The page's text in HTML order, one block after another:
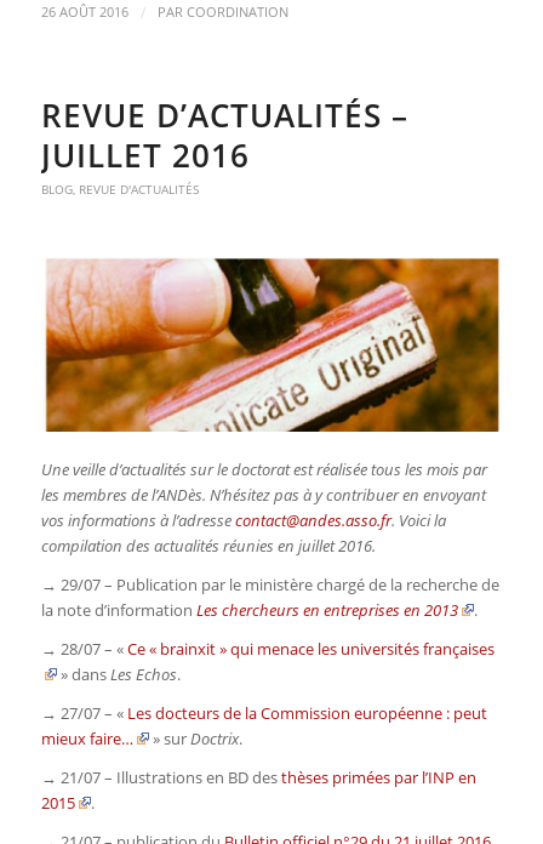
26 AOÛT 2016 / PAR COORDINATION
REVUE D’ACTUALITÉS –
JUILLET 2016
BLOG, REVUE D'ACTUALITÉS
Une veille d’actualités sur le doctorat est réalisée tous les mois par
les membres de l’ANDès. N’hésitez pas à y contribuer en envoyant
vos informations à l’adressecontact@andes.asso.fr. Voici la
compilation des actualités réunies en juillet 2016.
→ 29/07 – Publication par le ministère chargé de la recherche de
la note d’information Les chercheurs en entreprises en 2013
.
→ 28/07 – «Ce « brainxit » qui menace les universités françaises
» dansLes Echos.
→ 27/07 – « Les docteurs de la Commission européenne : peut
mieux faire…
» surDoctrix.
→ 21/07 – Illustrations en BD desthèses primées par l’INP en
2015
.